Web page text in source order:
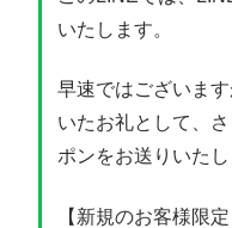
いたします。
早速ではございま
いたお礼として、
ポンをお送りいたし
【新規のお客様限定